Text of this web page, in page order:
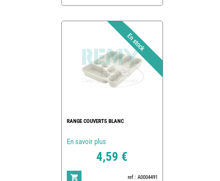
RANGE COUVERTS BLANC
En savoir plus
4,59 €
ref : A0004491